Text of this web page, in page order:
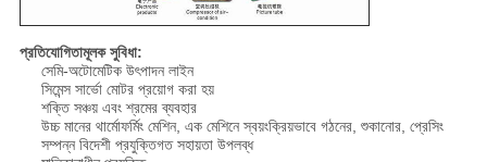
প্রতিযোগিতামূলক সুবিধা:
সেমি-অটোমেটিক উৎপাদন লাইন
সিমেন্স সার্ভো মোটর প্রয়োগ করা হয়
শক্তি সঞ্চয় এবং শ্রমের ব্যবহার
উচ্চ মানের থার্মোফর্মিং মেশিন, এক মেশিনে স্বয়ংক্রিয়ভাবে গঠনের, শুকানোর, প্রেসিং
সম্পন্ন বিদেশী প্রযুক্তিগত সহায়তা উপলব্ধ